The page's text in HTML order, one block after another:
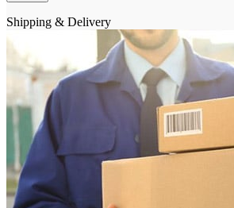
Shipping & Delivery